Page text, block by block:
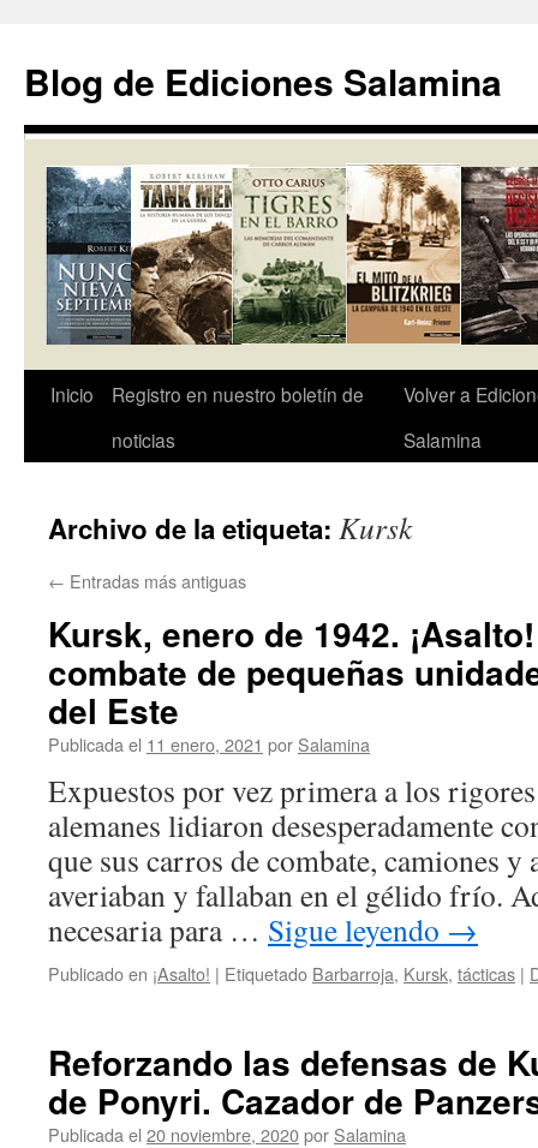
contenido
Blog de Ediciones Salamina
Inicio
Registro en nuestro boletín de
noticias
Volver a
Salamina
Archivo de la etiqueta: Kursk
← Entradas más antiguas
Kursk, enero de 1942.
combate de pequeñas
del Este
Publicada el 11 enero, 2021 por Salamina
Expuestos por vez primera a los
alemanes lidiaron desesperadamente
que sus carros de combate, camiones y
averiaban y fallaban en el gélido frío.
necesaria para … Sigue leyendo →
Publicado en ¡Asalto! | Etiquetado Barbarroja, Kursk, tácticas |
Reforzando las defensas de
de Ponyri. Cazador de
Publicada el 20 noviembre, 2020por Salamina